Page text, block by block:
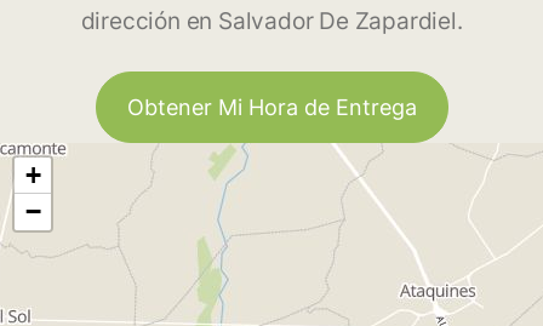
dirección en Salvador De Zapardiel.
Obtener Mi Hora de Entrega
+
−